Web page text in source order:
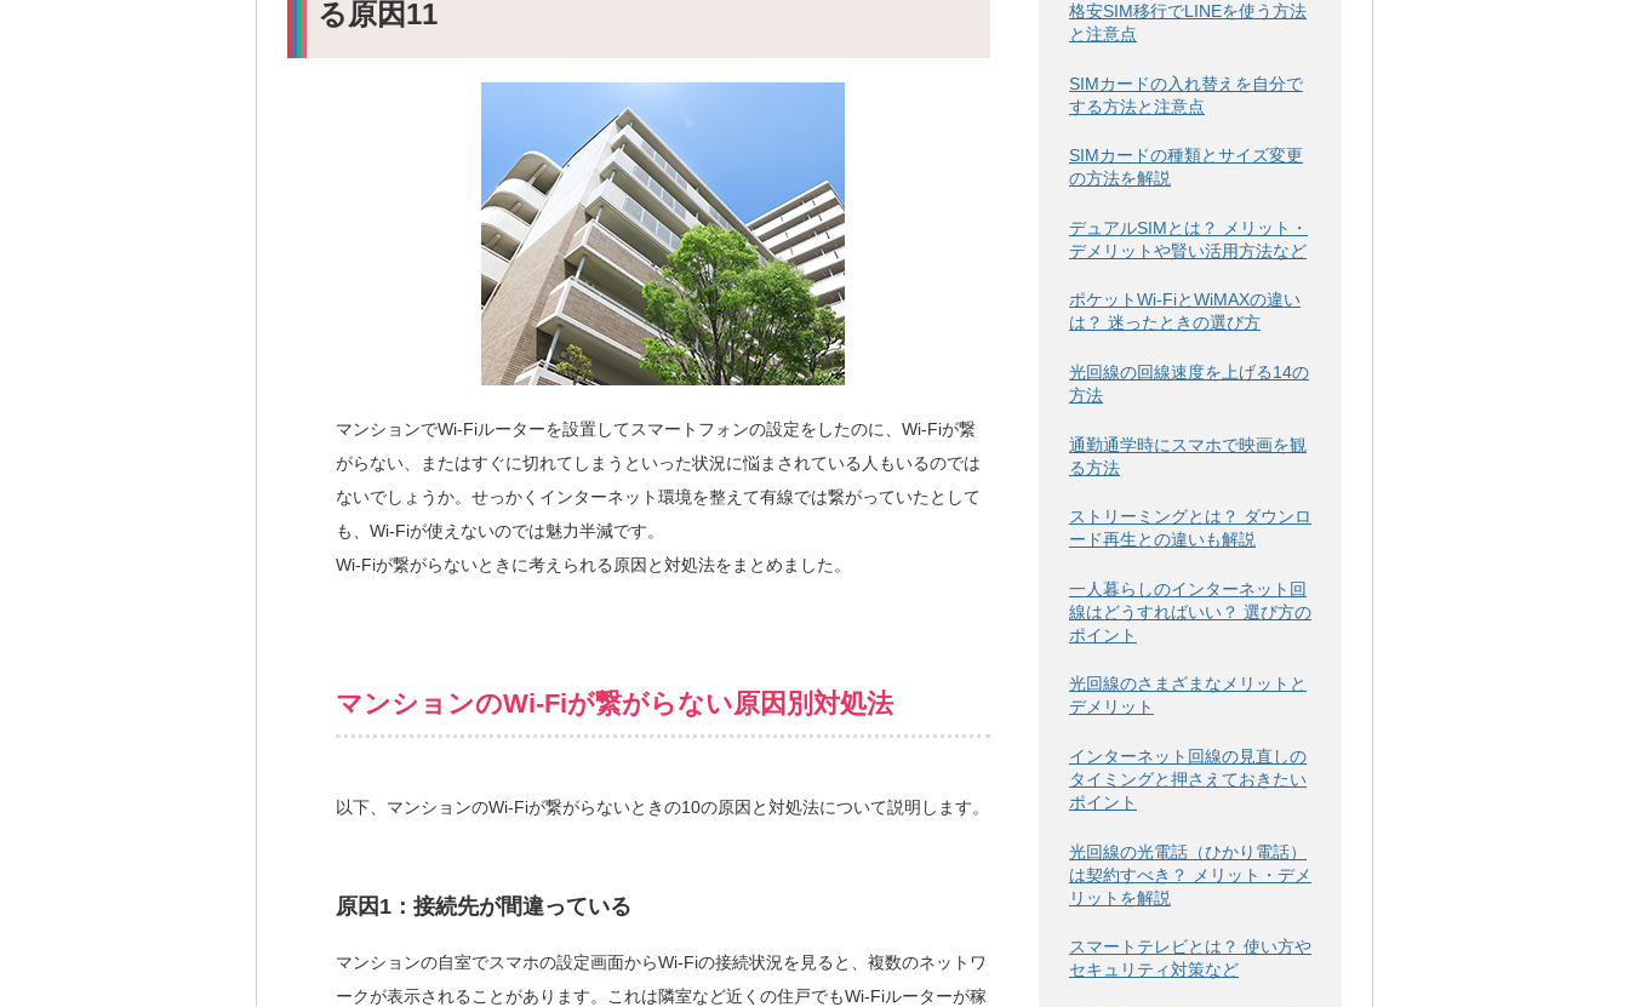
る原因11
マンションでWi-Fiルーターを設置してスマートフォンの設定をしたのに、Wi-Fiが繋
がらない、またはすぐに切れてしまうといった状況に悩まされている人もいるのでは
ないでしょうか。せっかくインターネット環境を整えて有線では繋がっていたとして
も、Wi-Fiが使えないのでは魅力半減です。
Wi-Fiが繋がらないときに考えられる原因と対処法をまとめました。
マンションのWi-Fiが繋がらない原因別対処法
以下、マンションのWi-Fiが繋がらないときの10の原因と対処法について説明します。
原因1：接続先が間違っている
マンションの自室でスマホの設定画面からWi-Fiの接続状況を見ると、複数のネットワ
ークが表示されることがあります。これは隣室など近くの住戸でもWi-Fiルーターが稼
格安SIM移行でLINEを使う方法
と注意点
SIMカードの入れ替えを自分で
する方法と注意点
SIMカードの種類とサイズ変更
の方法を解説
デュアルSIMとは？ メリット・
デメリットや賢い活用方法など
ポケットWi-FiとWiMAXの違い
は？ 迷ったときの選び方
光回線の回線速度を上げる14の
方法
通勤通学時にスマホで映画を観
る方法
ストリーミングとは？ ダウンロ
ード再生との違いも解説
一人暮らしのインターネット回
線はどうすればいい？ 選び方の
ポイント
光回線のさまざまなメリットと
デメリット
インターネット回線の見直しの
タイミングと押さえておきたい
ポイント
光回線の光電話（ひかり電話）
は契約すべき？ メリット・デメ
リットを解説
スマートテレビとは？ 使い方や
セキュリティ対策など